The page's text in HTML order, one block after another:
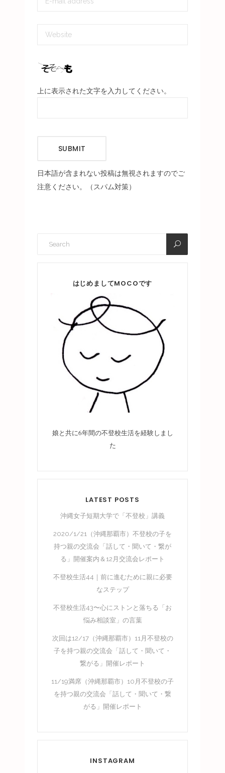
上に表示された文字を入力してください。
SUBMIT
日本語が含まれない投稿は無視されますのでご
注意ください。（スパム対策）
はじめましてMOCOです
娘と共に6年間の不登校生活を経験しまし
た
LATEST POSTS
沖縄女子短期大学で「不登校」講義
2020/1/21（沖縄那覇市）不登校の子を
持つ親の交流会「話して・聞いて・繋が
る」開催案内＆12月交流会レポート
不登校生活44｜前に進むために親に必要
なステップ
不登校生活43〜心にストンと落ちる「お
悩み相談室」の言葉
次回は12/17（沖縄那覇市）11月不登校の
子を持つ親の交流会「話して・聞いて・
繋がる」開催レポート
11/19満席（沖縄那覇市）10月不登校の子
を持つ親の交流会「話して・聞いて・繋
がる」開催レポート
INSTAGRAM